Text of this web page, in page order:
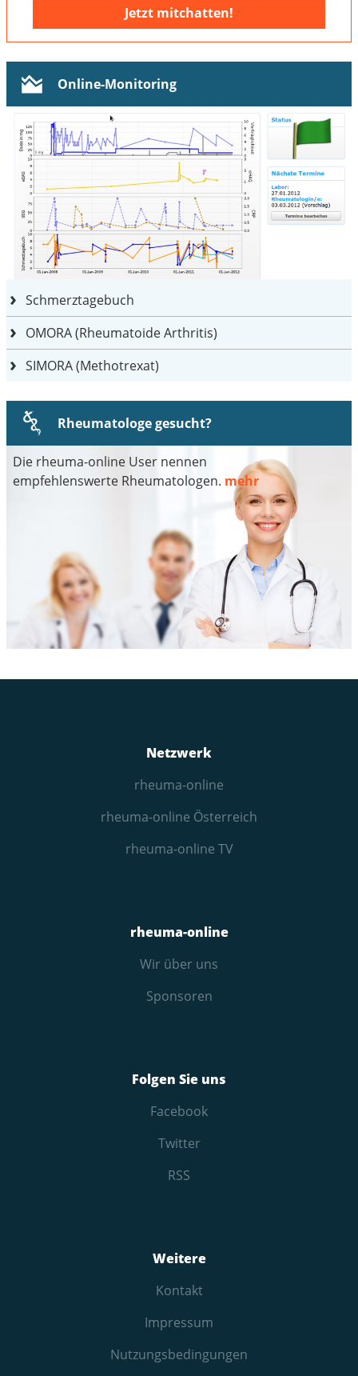
Jetzt mitchatten!
Online-Monitoring
Schmerztagebuch
OMORA (Rheumatoide Arthritis)
SIMORA (Methotrexat)
Rheumatologe gesucht?
Die rheuma-online User nennen
empfehlenswerte Rheumatologen. mehr
Netzwerk
rheuma-online
rheuma-online Österreich
rheuma-online TV
rheuma-online
Wir über uns
Sponsoren
Folgen Sie uns
Facebook
Twitter
RSS
Weitere
Kontakt
Impressum
Nutzungs­bedingungen